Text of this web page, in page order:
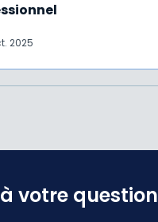
2025
votre